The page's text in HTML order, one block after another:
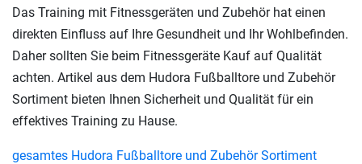
Das Training mit Fitnessgeräten und Zubehör hat einen
direkten Einfluss auf Ihre Gesundheit und Ihr Wohlbefinden.
Daher sollten Sie beim Fitnessgeräte Kauf auf Qualität
achten. Artikel aus dem Hudora Fußballtore und Zubehör
Sortiment bieten Ihnen Sicherheit und Qualität für ein
effektives Training zu Hause.
gesamtes Hudora Fußballtore und Zubehör Sortiment